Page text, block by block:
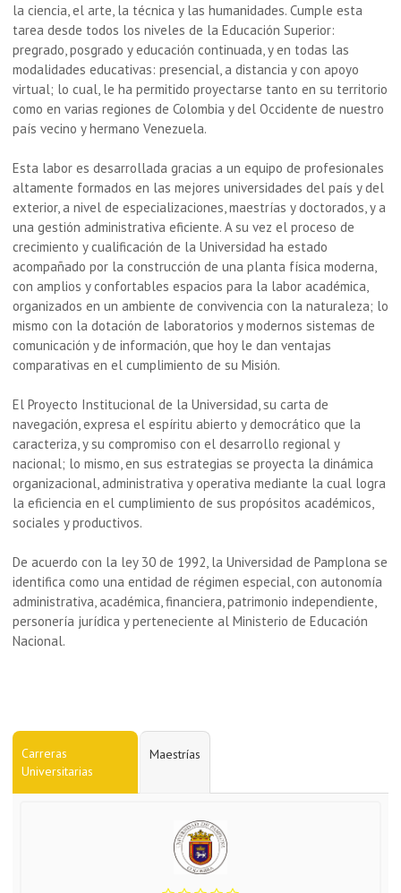
la ciencia, el arte, la técnica y las humanidades. Cumple esta
tarea desde todos los niveles de la Educación Superior:
pregrado, posgrado y educación continuada, y en todas las
modalidades educativas: presencial, a distancia y con apoyo
virtual; lo cual, le ha permitido proyectarse tanto en su territorio
como en varias regiones de Colombia y del Occidente de nuestro
país vecino y hermano Venezuela.
Esta labor es desarrollada gracias a un equipo de profesionales
altamente formados en las mejores universidades del país y del
exterior, a nivel de especializaciones, maestrías y doctorados, y a
una gestión administrativa eficiente. A su vez el proceso de
crecimiento y cualificación de la Universidad ha estado
acompañado por la construcción de una planta física moderna,
con amplios y confortables espacios para la labor académica,
organizados en un ambiente de convivencia con la naturaleza; lo
mismo con la dotación de laboratorios y modernos sistemas de
comunicación y de información, que hoy le dan ventajas
comparativas en el cumplimiento de su Misión.
El Proyecto Institucional de la Universidad, su carta de
navegación, expresa el espíritu abierto y democrático que la
caracteriza, y su compromiso con el desarrollo regional y
nacional; lo mismo, en sus estrategias se proyecta la dinámica
organizacional, administrativa y operativa mediante la cual logra
la eficiencia en el cumplimiento de sus propósitos académicos,
sociales y productivos.
De acuerdo con la ley 30 de 1992, la Universidad de Pamplona se
identifica como una entidad de régimen especial, con autonomía
administrativa, académica, financiera, patrimonio independiente,
personería jurídica y perteneciente al Ministerio de Educación
Nacional.
Carreras
Universitarias
Maestrías